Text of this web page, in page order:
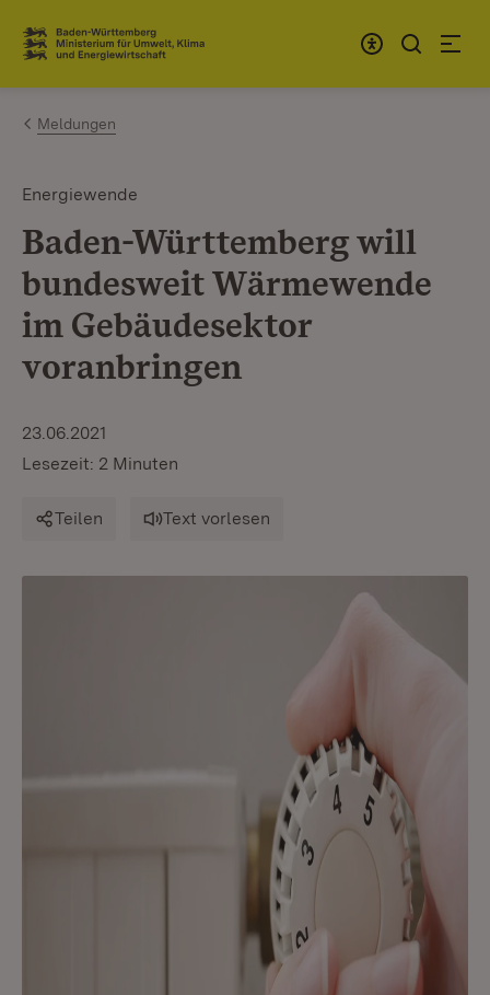
Zum Inhalt springen
Link zur Startseite
Meldungen
Energiewende
Baden-Württemberg will
bundesweit Wärmewende
im Gebäudesektor
voranbringen
23.06.2021
Lesezeit: 2 Minuten
Teilen Text vorlesen